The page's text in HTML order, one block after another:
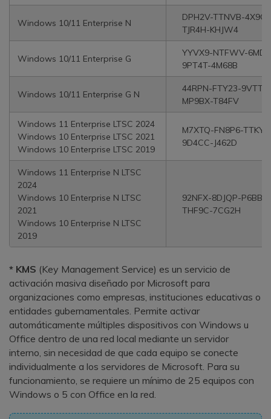
Windows 10/11 Enterprise N
DPH2V-TTNVB-
TJR4H-KHJW4
Windows 10/11 Enterprise G
YYVX9-NTFWV-
9PT4T-4M68B
Windows 10/11 Enterprise G N
44RPN-FTY23-
MP9BX-T84FV
Windows 11 Enterprise LTSC 2024
Windows 10 Enterprise LTSC 2021
Windows 10 Enterprise LTSC 2019
M7XTQ-FN8P6-
9D4CC-J462D
Windows 11 Enterprise N LTSC
2024
Windows 10 Enterprise N LTSC
2021
Windows 10 Enterprise N LTSC
2019
92NFX-8DJQP-
THF9C-7CG2H
* KMS (Key Management Service) es un servicio de
activación masiva diseñado por Microsoft para
organizaciones como empresas, instituciones educativas o
entidades gubernamentales. Permite activar
automáticamente múltiples dispositivos con Windows u
Office dentro de una red local mediante un servidor
interno, sin necesidad de que cada equipo se conecte
individualmente a los servidores de Microsoft. Para su
funcionamiento, se requiere un mínimo de 25 equipos con
Windows o 5 con Office en la red.